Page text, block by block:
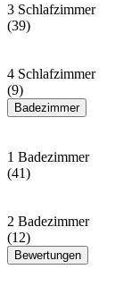
3 Schlafzimmer
(39)
4 Schlafzimmer
(9)
Badezimmer
1 Badezimmer
(41)
2 Badezimmer
(12)
Bewertungen